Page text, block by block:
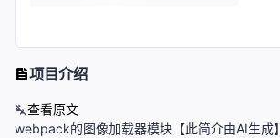
项目介绍
查看原文
webpack的图像加载器模块【此简介由AI生成】